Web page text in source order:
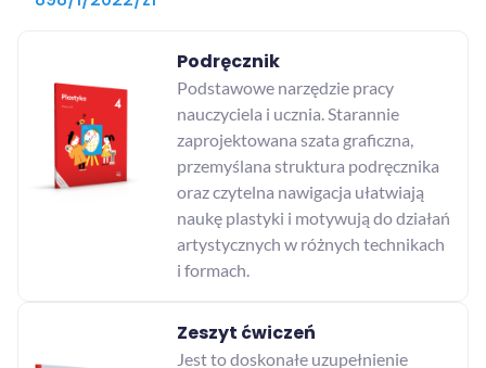
Podręcznik
Podstawowe narzędzie pracy
nauczyciela i ucznia. Starannie
zaprojektowana szata graficzna,
przemyślana struktura podręcznika
oraz czytelna nawigacja ułatwiają
naukę plastyki i motywują do działań
artystycznych w różnych technikach
i formach.
Zeszyt ćwiczeń
Jest to doskonałe uzupełnienie